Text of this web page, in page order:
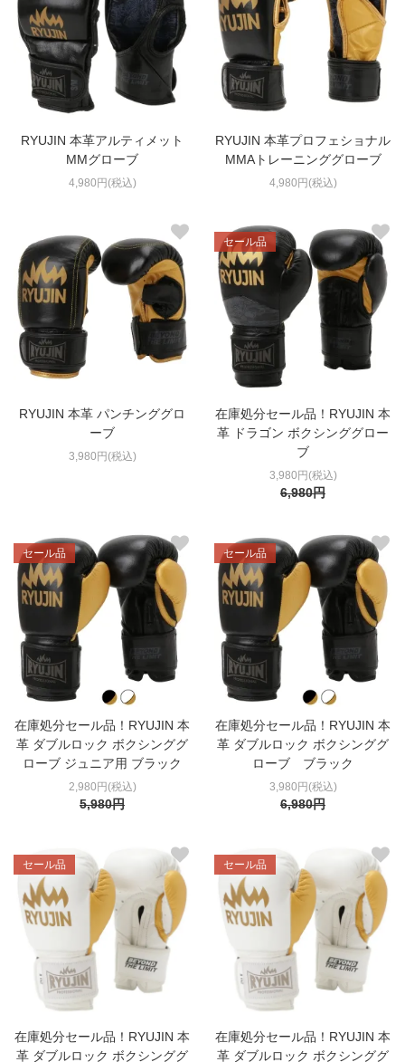
RYUJIN 本革アルティメット
MMグローブ
4,980円(税込)
RYUJIN 本革プロフェショナル
MMAトレーニンググローブ
4,980円(税込)
RYUJIN 本革 パンチンググロ
ーブ
3,980円(税込)
セール品
在庫処分セール品！RYUJIN 本
革 ドラゴン ボクシンググロー
ブ
3,980円(税込)
6,980円
セール品
在庫処分セール品！RYUJIN 本
革 ダブルロック ボクシンググ
ローブ ジュニア用 ブラック
2,980円(税込)
5,980円
セール品
在庫処分セール品！RYUJIN 本
革 ダブルロック ボクシンググ
ローブ ブラック
3,980円(税込)
6,980円
セール品
在庫処分セール品！RYUJIN 本
革 ダブルロック ボクシンググ
セール品
在庫処分セール品！RYUJIN 本
革 ダブルロック ボクシンググ